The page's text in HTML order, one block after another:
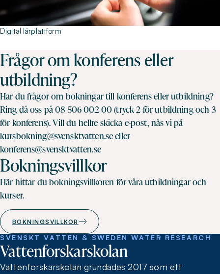
Digital lärplattform
Frågor om konferens eller
utbildning?
Har du frågor om bokningar till konferens eller utbildning?
Ring då oss på 08-506 002 00 (tryck 2 för utbildning och 3
för konferens). Vill du hellre skicka e-post, nås vi på
kursbokning@svensktvatten.se eller
konferens@svensktvatten.se
Bokningsvillkor
Här hittar du bokningsvillkoren för våra utbildningar och
kurser.
BOKNINGSVILLKOR
SVENSKT VATTEN & SWEDEN WATER RESEARCH
Vattenforskarskolan
Vattenforskarskolan grundades 2017 som ett